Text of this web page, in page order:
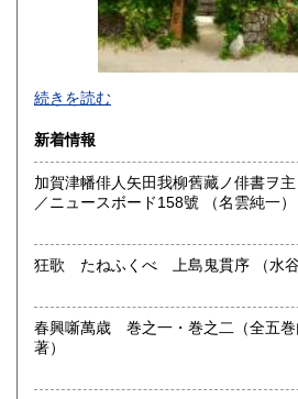
400円
★ 弊店は通常の店舗としては営業し
意ください。ただし予めご連絡いた
覧を承ります。
最寄駅：高崎駅西口
営業時間：4:00〜15:30 FAX 24時
18:00
続きを読む
新着情報
加賀津幡俳人矢田我柳舊藏ノ俳書ヲ
／ニュースボード158號 （名雲純一）
狂歌 たねふく
春興噺萬歳 巻之一・巻之二（全五巻内） （浪花／
著）